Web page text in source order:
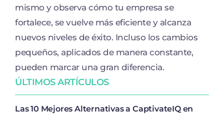
ÚLTIMOS ARTÍCULOS
Las 10 Mejores Alternativas a CaptivateIQ en
mismo y observa cómo tu empresa se
fortalece, se vuelve más eficiente y alcanza
nuevos niveles de éxito. Incluso los cambios
pequeños, aplicados de manera constante,
pueden marcar una gran diferencia.